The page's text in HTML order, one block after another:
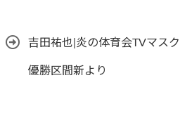
吉田祐也|炎の体育会TVマス
優勝区間新より